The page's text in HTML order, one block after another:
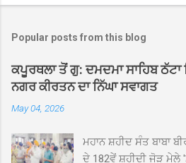
Popular posts from this blog
ਕਪੂਰਥਲਾ ਤੋਂ ਗੁ: ਦਮਦਮਾ ਸਾਹਿਬ ਠੱਟਾ
ਨਗਰ ਕੀਰਤਨ ਦਾ ਨਿੱਘਾ ਸਵਾਗਤ
May 04, 2026
ਮਹਾਨ ਸ਼ਹੀਦ ਸੰਤ ਬਾਬਾ
ਦੇ 182ਵੇਂ ਸ਼ਹੀਦੀ ਜੋੜ